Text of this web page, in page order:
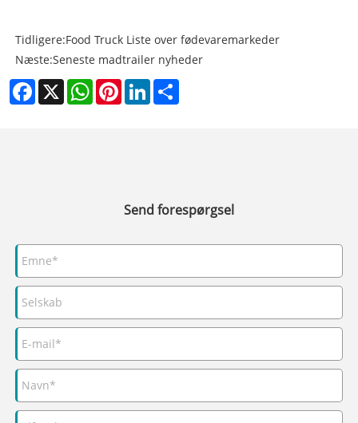
Tidligere:Food Truck Liste over fødevaremarkeder
Næste:Seneste madtrailer nyheder
Facebook
X WhatsAppPinterestLinkedIn
Send forespørgsel